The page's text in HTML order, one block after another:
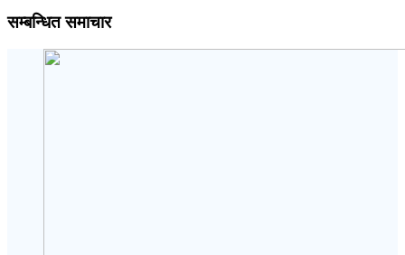
सम्बन्धित समाचार